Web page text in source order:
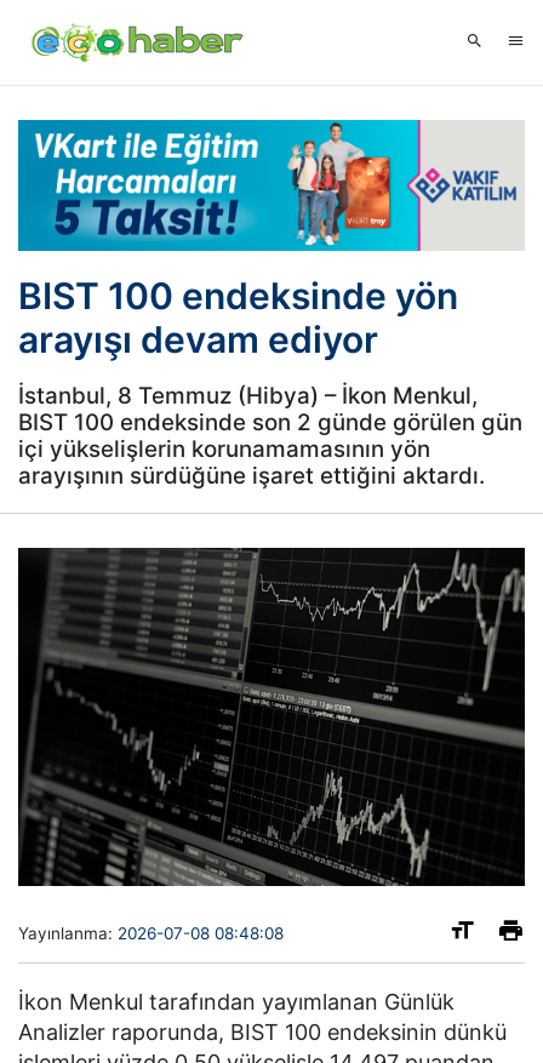
BIST 100 endeksinde yön
arayışı devam ediyor
İstanbul, 8 Temmuz (Hibya) – İkon Menkul,
BIST 100 endeksinde son 2 günde görülen gün
içi yükselişlerin korunamamasının yön
arayışının sürdüğüne işaret ettiğini aktardı.
Yayınlanma: 2026-07-08 08:48:08
İkon Menkul tarafından yayımlanan Günlük
Analizler raporunda, BIST 100 endeksinin dünkü